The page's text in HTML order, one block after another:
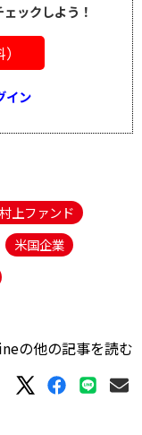
ックしよう！
イン
上ファンド
米国企業
の他の記事を読む